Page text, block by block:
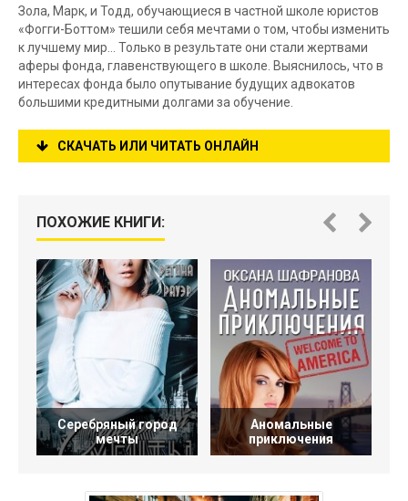
Зола, Марк, и Тодд, обучающиеся в частной школе юристов
«Фогги-Боттом» тешили себя мечтами о том, чтобы изменить
к лучшему мир… Только в результате они стали жертвами
аферы фонда, главенствующего в школе. Выяснилось, что в
интересах фонда было опутывание будущих адвокатов
большими кредитными долгами за обучение.
СКАЧАТЬ ИЛИ ЧИТАТЬ ОНЛАЙН
ПОХОЖИЕ КНИГИ:
Серебряный город
мечты
Аномальные
приключения